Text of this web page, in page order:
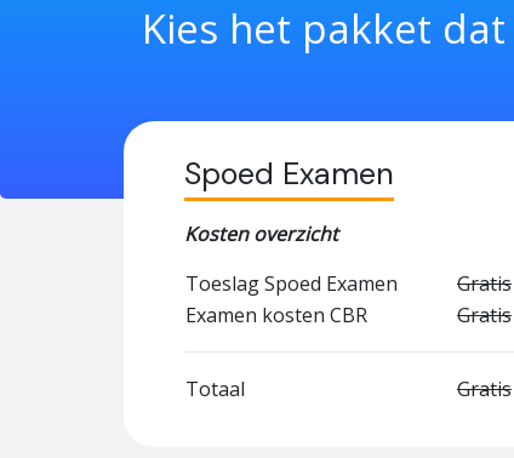
Kies het pakket
Spoed Examen
Kosten overzicht
Toeslag Spoed Examen
Gratis
Examen kosten CBR
Gratis
Totaal Gratis